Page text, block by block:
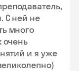
С ней не
много
очень
и я уже